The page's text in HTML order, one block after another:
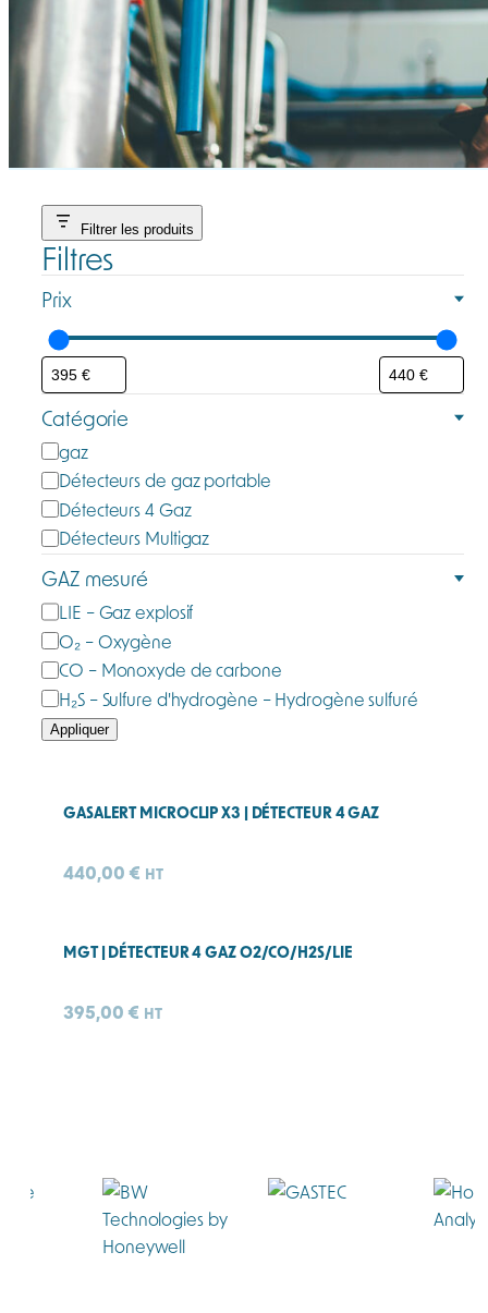
Filtrer les produits
Filtres
Prix
Catégorie
C
a
t
é
g
o
i
e
gaz
Détecteurs de gaz portable
Détecteurs 4 Gaz
Détecteurs Multigaz
GAZ mesuré
G
a
z
m
e
s
LIE – Gaz explosif
O₂ – Oxygène
CO – Monoxyde de carbone
H₂S – Sulfure d'hydrogène – Hydrogène sulfuré
Appliquer
GASALERT MICROCLIP X3 | DÉTECTEUR 4 GAZ
440,00 € HT
MGT | DÉTECTEUR 4 GAZ O2/CO/H2S/LIE
395,00 € HT